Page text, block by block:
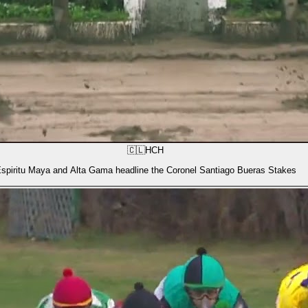
🇨🇱HCH
Maya and Alta Gama headline the Coronel Santiago Bueras Stakes